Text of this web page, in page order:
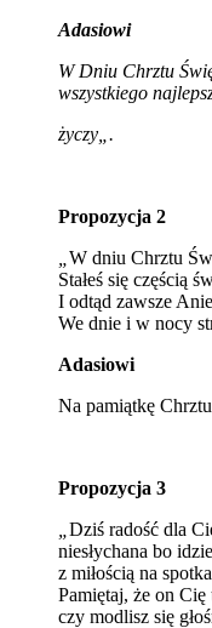
Adasiowi
W Dniu Chrztu
wszystkiego
życzy „.
Propozycja 2
W dniu Chrztu
Stałeś się częścią
I odtąd zawsze
We dnie i w nocy
Adasiowi
Na pamiątkę
Propozycja 3
Dziś radość dla
niesłychana bo
z miłością na
Pamiętaj, że on Cię
czy modlisz się